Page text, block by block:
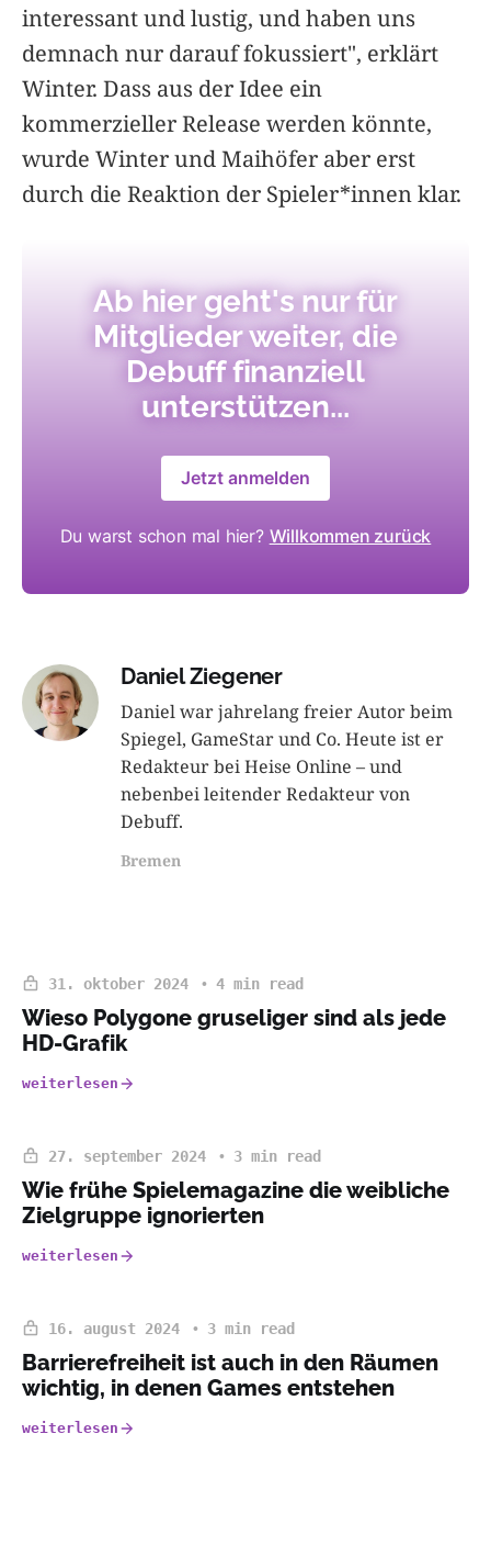
interessant und lustig, und haben uns
demnach nur darauf fokussiert", erklärt
Winter. Dass aus der Idee ein
kommerzieller Release werden könnte,
wurde Winter und Maihöfer aber erst
durch die Reaktion der Spieler*innen klar.
Ab hier geht's nur für
Mitglieder weiter, die
Debuff finanziell
unterstützen...
Jetzt anmelden
Du warst schon mal hier? Willkommen zurück
Daniel Ziegener
Daniel war jahrelang freier Autor beim
Spiegel, GameStar und Co. Heute ist er
Redakteur bei Heise Online – und
nebenbei leitender Redakteur von
Debuff.
Bremen
31. oktober 2024 4 min read
Wieso Polygone gruseliger sind als jede
HD-Grafik
weiterlesen
27. september 2024 3 min read
Wie frühe Spielemagazine die weibliche
Zielgruppe ignorierten
weiterlesen
16. august 2024 3 min read
Barrierefreiheit ist auch in den Räumen
wichtig, in denen Games entstehen
weiterlesen